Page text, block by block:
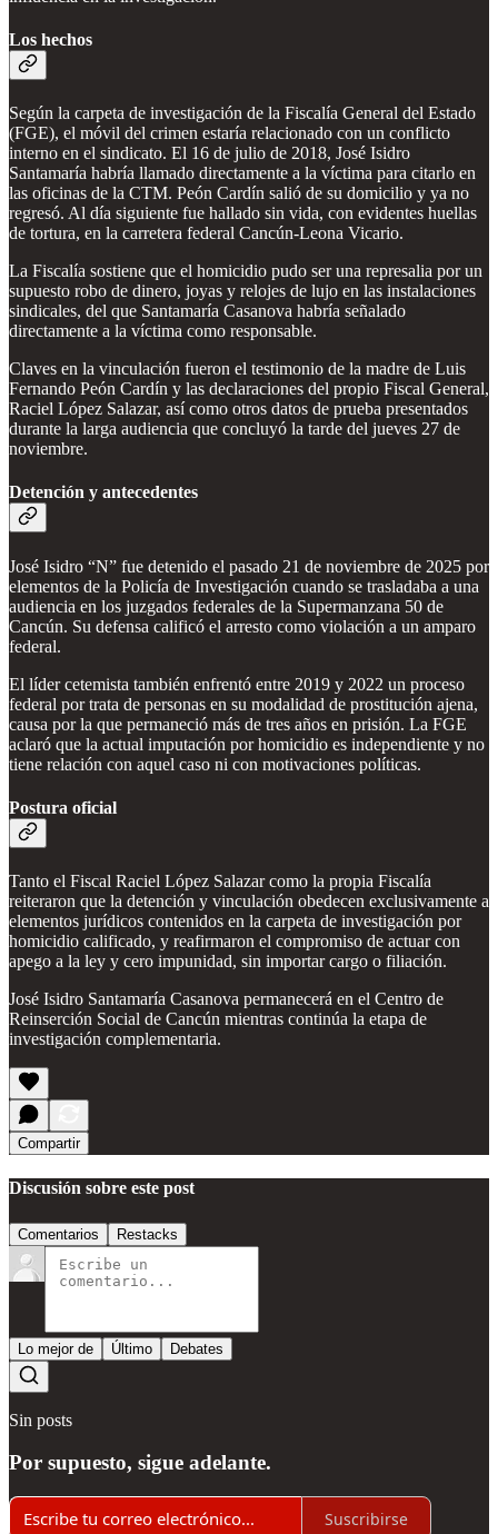
Los hechos
Según la carpeta de investigación de la Fiscalía General del Estado
(FGE), el móvil del crimen estaría relacionado con un conflicto
interno en el sindicato. El 16 de julio de 2018, José Isidro
Santamaría habría llamado directamente a la víctima para citarlo en
las oficinas de la CTM. Peón Cardín salió de su domicilio y ya no
regresó. Al día siguiente fue hallado sin vida, con evidentes huellas
de tortura, en la carretera federal Cancún-Leona Vicario.
La Fiscalía sostiene que el homicidio pudo ser una represalia por un
supuesto robo de dinero, joyas y relojes de lujo en las instalaciones
sindicales, del que Santamaría Casanova habría señalado
directamente a la víctima como responsable.
Claves en la vinculación fueron el testimonio de la madre de Luis
Fernando Peón Cardín y las declaraciones del propio Fiscal General,
Raciel López Salazar, así como otros datos de prueba presentados
durante la larga audiencia que concluyó la tarde del jueves 27 de
noviembre.
Detención y antecedentes
José Isidro “N” fue detenido el pasado 21 de noviembre de 2025 por
elementos de la Policía de Investigación cuando se trasladaba a una
audiencia en los juzgados federales de la Supermanzana 50 de
Cancún. Su defensa calificó el arresto como violación a un amparo
federal.
El líder cetemista también enfrentó entre 2019 y 2022 un proceso
federal por trata de personas en su modalidad de prostitución ajena,
causa por la que permaneció más de tres años en prisión. La FGE
aclaró que la actual imputación por homicidio es independiente y no
tiene relación con aquel caso ni con motivaciones políticas.
Postura oficial
Tanto el Fiscal Raciel López Salazar como la propia Fiscalía
reiteraron que la detención y vinculación obedecen exclusivamente a
elementos jurídicos contenidos en la carpeta de investigación por
homicidio calificado, y reafirmaron el compromiso de actuar con
apego a la ley y cero impunidad, sin importar cargo o filiación.
José Isidro Santamaría Casanova permanecerá en el Centro de
Reinserción Social de Cancún mientras continúa la etapa de
investigación complementaria.
Compartir
Discusión sobre este post
Comentarios Restacks
Lo mejor de Último Debates
Sin posts
Por supuesto, sigue adelante.
Suscribirse